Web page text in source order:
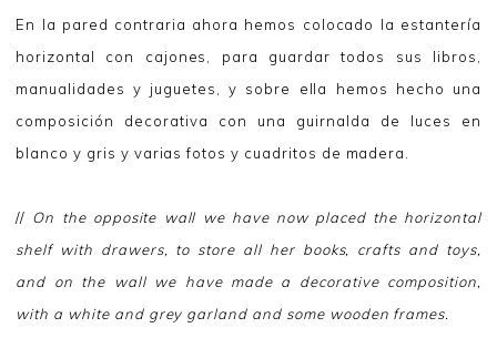
En la pared contraria ahora hemos colocado la estantería
horizontal con cajones, para guardar todos sus libros,
manualidades y juguetes, y sobre ella hemos hecho una
composición decorativa con una guirnalda de luces en
blanco y gris y varias fotos y cuadritos de madera.
// On the opposite wall we have now placed the horizontal
shelf with drawers, to store all her books, crafts and toys,
and on the wall we have made a decorative composition,
with a white and grey garland and some wooden frames.